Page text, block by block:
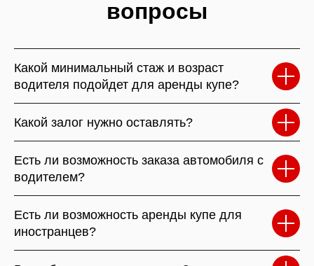
вопросы
Какой минимальный стаж и возраст
водителя подойдет для аренды купе?
Какой залог нужно оставлять?
Есть ли возможность заказа автомобиля с
водителем?
Есть ли возможность аренды купе для
иностранцев?